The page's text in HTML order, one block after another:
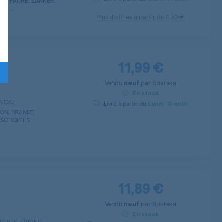
...
BRANDT,
...
11,99 €
Vendu neuf par Spareka
En stock
Livré à partir du Lundi 10 août
11,89 €
Vendu neuf par Spareka
En stock